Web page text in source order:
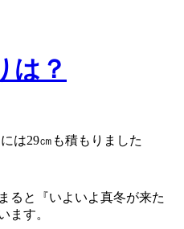
は？
は29㎝も積もりました
ると『いよいよ真冬が来た
ます。